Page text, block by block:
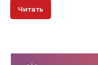
Читать